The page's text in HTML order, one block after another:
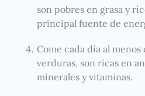
son pobres en grasa y
principal fuente de
Come cada día al
verduras, son ricas en
minerales y vitaminas.